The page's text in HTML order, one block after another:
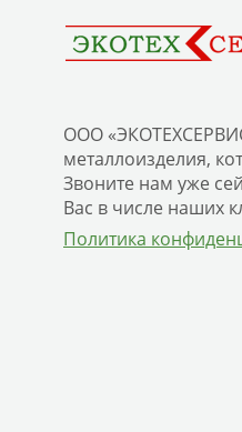
ООО
металлоизделия,
Звоните нам уже
Вас в числе наших
Политика